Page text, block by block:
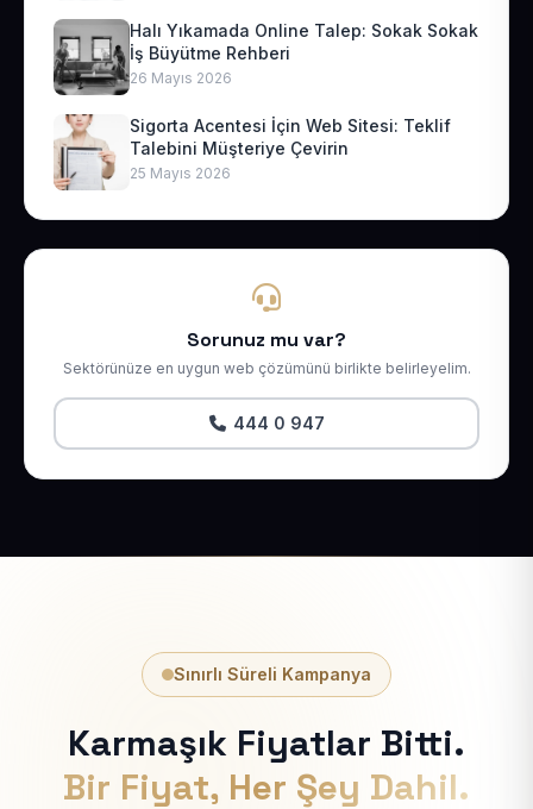
Halı Yıkamada Online Talep: Sokak Sokak
İş Büyütme Rehberi
26 Mayıs 2026
Sigorta Acentesi İçin Web Sitesi: Teklif
Talebini Müşteriye Çevirin
25 Mayıs 2026
Sorunuz mu var?
Sektörünüze en uygun web çözümünü birlikte belirleyelim.
444 0 947
Sınırlı Süreli Kampanya
Karmaşık Fiyatlar Bitti.
Bir Fiyat, Her Şey Dahil.